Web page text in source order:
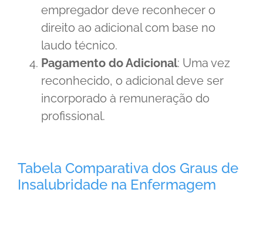
empregador deve reconhecer o
direito ao adicional com base no
laudo técnico.
Pagamento do Adicional: Uma vez
reconhecido, o adicional deve ser
incorporado à remuneração do
profissional.
Tabela Comparativa dos Graus de
Insalubridade na Enfermagem